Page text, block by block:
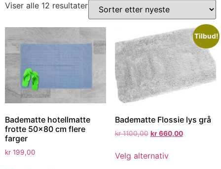
Viser alle 12 resultater
Badematte hotellmatte
frotte 50×80 cm flere
farger
kr 199,00
Tilbud!
Badematte Flossie lys grå
kr1100,00 kr660,00
Velg alternativ